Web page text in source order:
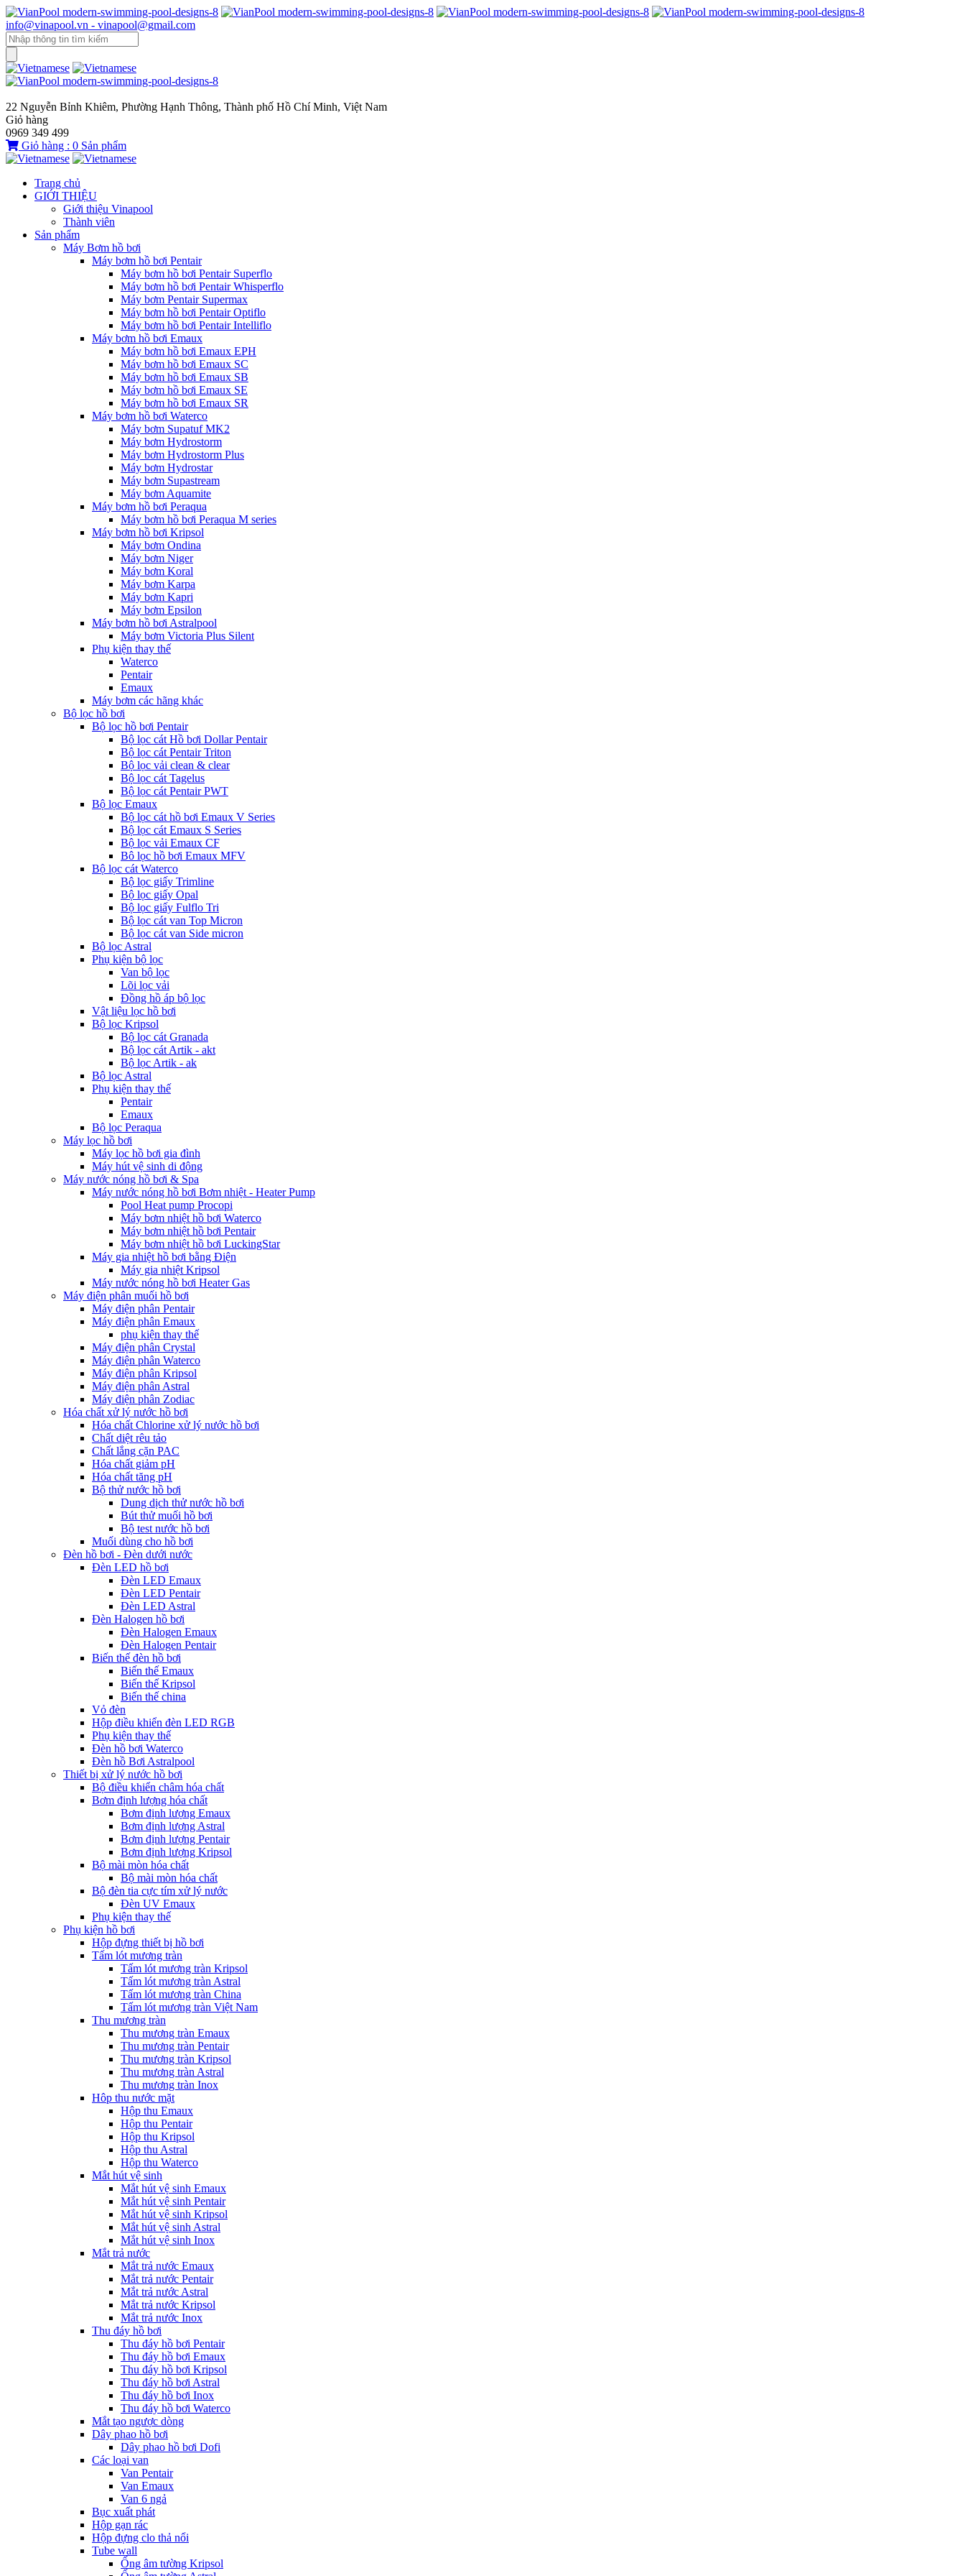
info@vinapool.vn - vinapool@gmail.com
22 Nguyễn Bỉnh Khiêm, Phường Hạnh Thông, Thành phố Hồ Chí Minh, Việt Nam
Giỏ hàng
0969 349 499
Giỏ hàng : 0 Sản phẩm
Trang chủ
GIỚI THIỆU
Giới thiệu Vinapool
Thành viên
Sản phẩm
Máy Bơm hồ bơi
Máy bơm hồ bơi Pentair
Máy bơm hồ bơi Pentair Superflo
Máy bơm hồ bơi Pentair Whisperflo
Máy bơm Pentair Supermax
Máy bơm hồ bơi Pentair Optiflo
Máy bơm hồ bơi Pentair Intelliflo
Máy bơm hồ bơi Emaux
Máy bơm hồ bơi Emaux EPH
Máy bơm hồ bơi Emaux SC
Máy bơm hồ bơi Emaux SB
Máy bơm hồ bơi Emaux SE
Máy bơm hồ bơi Emaux SR
Máy bơm hồ bơi Waterco
Máy bơm Supatuf MK2
Máy bơm Hydrostorm
Máy bơm Hydrostorm Plus
Máy bơm Hydrostar
Máy bơm Supastream
Máy bơm Aquamite
Máy bơm hồ bơi Peraqua
Máy bơm hồ bơi Peraqua M series
Máy bơm hồ bơi Kripsol
Máy bơm Ondina
Máy bơm Niger
Máy bơm Koral
Máy bơm Karpa
Máy bơm Kapri
Máy bơm Epsilon
Máy bơm hồ bơi Astralpool
Máy bơm Victoria Plus Silent
Phụ kiện thay thế
Waterco
Pentair
Emaux
Máy bơm các hãng khác
Bộ lọc hồ bơi
Bộ lọc hồ bơi Pentair
Bộ lọc cát Hồ bơi Dollar Pentair
Bộ lọc cát Pentair Triton
Bộ lọc vải clean & clear
Bộ lọc cát Tagelus
Bộ lọc cát Pentair PWT
Bộ lọc Emaux
Bộ lọc cát hồ bơi Emaux V Series
Bộ lọc cát Emaux S Series
Bộ lọc vải Emaux CF
Bô lọc hồ bơi Emaux MFV
Bộ lọc cát Waterco
Bộ lọc giấy Trimline
Bộ lọc giấy Opal
Bộ lọc giấy Fulflo Tri
Bộ lọc cát van Top Micron
Bộ lọc cát van Side micron
Bộ lọc Astral
Phụ kiện bộ lọc
Van bộ lọc
Lõi lọc vải
Đồng hồ áp bộ lọc
Vật liệu lọc hồ bơi
Bộ lọc Kripsol
Bộ lọc cát Granada
Bộ lọc cát Artik - akt
Bộ lọc Artik - ak
Bộ lọc Astral
Phụ kiện thay thế
Pentair
Emaux
Bộ lọc Peraqua
Máy lọc hồ bơi
Máy lọc hồ bơi gia đình
Máy hút vệ sinh di động
Máy nước nóng hồ bơi & Spa
Máy nước nóng hồ bơi Bơm nhiệt - Heater Pump
Pool Heat pump Procopi
Máy bơm nhiệt hồ bơi Waterco
Máy bơm nhiệt hồ bơi Pentair
Máy bơm nhiệt hồ bơi LuckingStar
Máy gia nhiệt hồ bơi bằng Điện
Máy gia nhiệt Kripsol
Máy nước nóng hồ bơi Heater Gas
Máy điện phân muối hồ bơi
Máy điện phân Pentair
Máy điện phân Emaux
phụ kiện thay thế
Máy điện phân Crystal
Máy điện phân Waterco
Máy điện phân Kripsol
Máy điện phân Astral
Máy điện phân Zodiac
Hóa chất xử lý nước hồ bơi
Hóa chất Chlorine xử lý nước hồ bơi
Chất diệt rêu tảo
Chất lắng cặn PAC
Hóa chất giảm pH
Hóa chất tăng pH
Bộ thử nước hồ bơi
Dung dịch thử nước hồ bơi
Bút thử muối hồ bơi
Bộ test nước hồ bơi
Muối dùng cho hồ bơi
Đèn hồ bơi - Đèn dưới nước
Đèn LED hồ bơi
Đèn LED Emaux
Đèn LED Pentair
Đèn LED Astral
Đèn Halogen hồ bơi
Đèn Halogen Emaux
Đèn Halogen Pentair
Biến thế đèn hồ bơi
Biến thế Emaux
Biến thế Kripsol
Biến thế china
Vỏ đèn
Hộp điều khiển đèn LED RGB
Phụ kiện thay thế
Đèn hồ bơi Waterco
Đèn hồ Bơi Astralpool
Thiết bị xử lý nước hồ bơi
Bộ điều khiển châm hóa chất
Bơm định lượng hóa chất
Bơm định lượng Emaux
Bơm định lượng Astral
Bơm định lượng Pentair
Bơm định lượng Kripsol
Bộ mài mòn hóa chất
Bộ mài mòn hóa chất
Bộ đèn tia cực tím xử lý nước
Đèn UV Emaux
Phụ kiện thay thế
Phụ kiện hồ bơi
Hộp đựng thiết bị hồ bơi
Tấm lót mương tràn
Tấm lót mương tràn Kripsol
Tấm lót mương tràn Astral
Tấm lót mương tràn China
Tấm lót mương tràn Việt Nam
Thu mương tràn
Thu mương tràn Emaux
Thu mương tràn Pentair
Thu mương tràn Kripsol
Thu mương tràn Astral
Thu mương tràn Inox
Hôp thu nước mặt
Hộp thu Emaux
Hộp thu Pentair
Hộp thu Kripsol
Hộp thu Astral
Hộp thu Waterco
Mắt hút vệ sinh
Mắt hút vệ sinh Emaux
Mắt hút vệ sinh Pentair
Mắt hút vệ sinh Kripsol
Mắt hút vệ sinh Astral
Mắt hút vệ sinh Inox
Mắt trả nước
Mắt trả nước Emaux
Mắt trả nước Pentair
Mắt trả nước Astral
Mắt trả nước Kripsol
Mắt trả nước Inox
Thu đáy hồ bơi
Thu đáy hồ bơi Pentair
Thu đáy hồ bơi Emaux
Thu đáy hồ bơi Kripsol
Thu đáy hồ bơi Astral
Thu đáy hồ bơi Inox
Thu đáy hồ bơi Waterco
Mắt tạo ngược dòng
Dây phao hồ bơi
Dây phao hồ bơi Dofi
Các loại van
Van Pentair
Van Emaux
Van 6 ngả
Bục xuất phát
Hộp gạn rác
Hộp đựng clo thả nổi
Tube wall
Ống âm tường Kripsol